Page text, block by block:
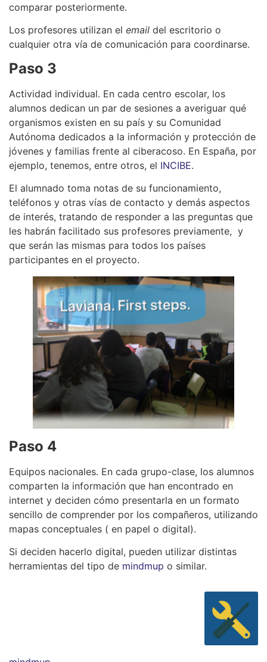
comparar posteriormente.
Los profesores utilizan el email del escritorio o
cualquier otra vía de comunicación para coordinarse.
Paso 3
Actividad individual. En cada centro escolar, los
alumnos dedican un par de sesiones a averiguar qué
organismos existen en su país y su Comunidad
Autónoma dedicados a la información y protección de
jóvenes y familias frente al ciberacoso. En España, por
ejemplo, tenemos, entre otros, el INCIBE.
El alumnado toma notas de su funcionamiento,
teléfonos y otras vías de contacto y demás aspectos
de interés, tratando de responder a las preguntas que
les habrán facilitado sus profesores previamente, y
que serán las mismas para todos los países
participantes en el proyecto.
Paso 4
Equipos nacionales. En cada grupo-clase, los alumnos
comparten la información que han encontrado en
internet y deciden cómo presentarla en un formato
sencillo de comprender por los compañeros, utilizando
mapas conceptuales ( en papel o digital).
Si deciden hacerlo digital, pueden utilizar distintas
herramientas del tipo de mindmup o similar.